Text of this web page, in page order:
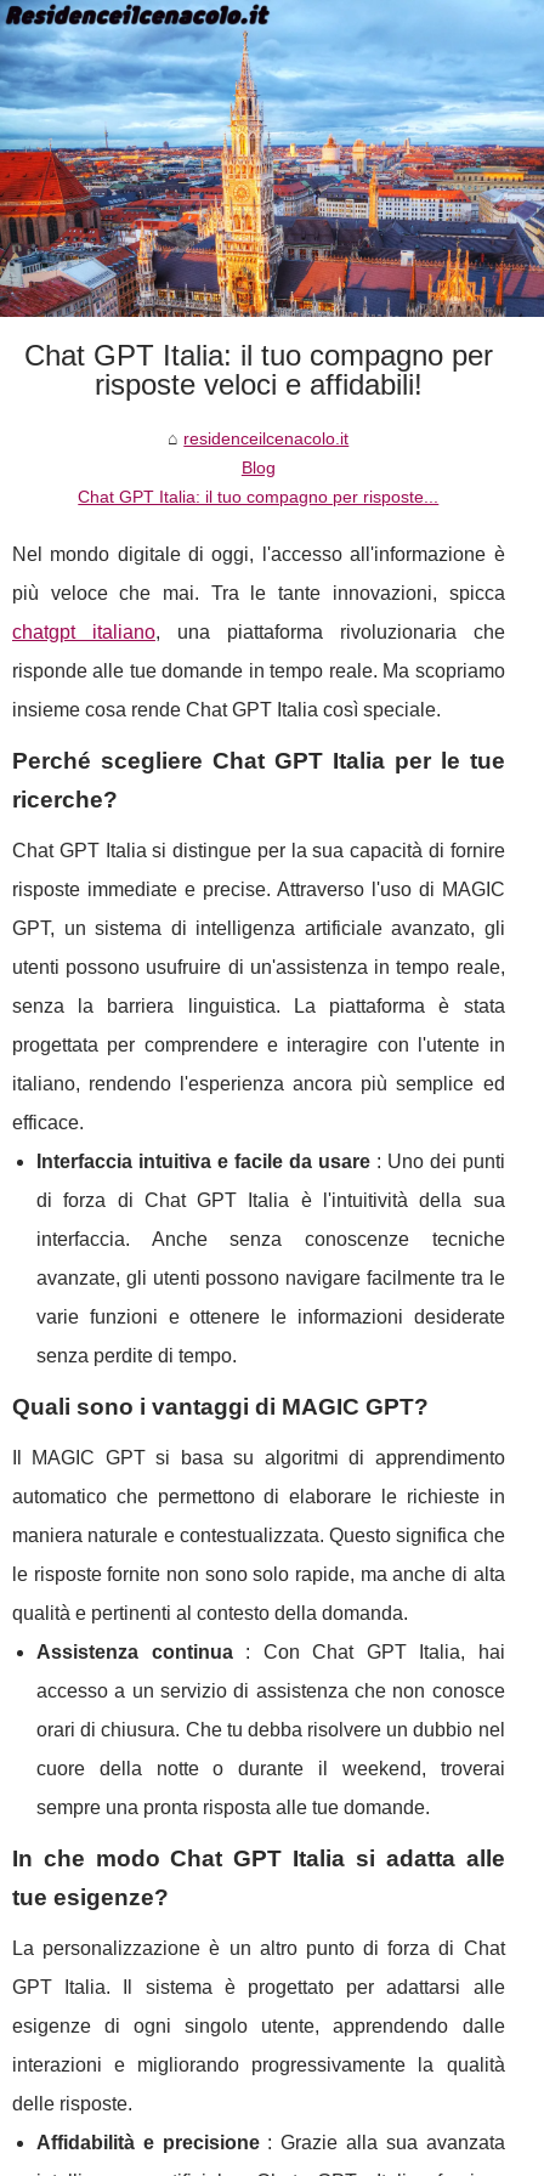
Chat GPT Italia: il tuo compagno per
risposte veloci e affidabili!
residenceilcenacolo.it
Blog
Chat GPT Italia: il tuo compagno per risposte...
Nel mondo digitale di oggi, l'accesso all'informazione è
più veloce che mai. Tra le tante innovazioni, spicca
chatgpt italiano, una piattaforma rivoluzionaria che
risponde alle tue domande in tempo reale. Ma scopriamo
insieme cosa rende Chat GPT Italia così speciale.
Perché scegliere Chat GPT Italia per le tue
ricerche?
Chat GPT Italia si distingue per la sua capacità di fornire
risposte immediate e precise. Attraverso l'uso di MAGIC
GPT, un sistema di intelligenza artificiale avanzato, gli
utenti possono usufruire di un'assistenza in tempo reale,
senza la barriera linguistica. La piattaforma è stata
progettata per comprendere e interagire con l'utente in
italiano, rendendo l'esperienza ancora più semplice ed
efficace.
Interfaccia intuitiva e facile da usare: Uno dei punti
di forza di Chat GPT Italia è l'intuitività della sua
interfaccia. Anche senza conoscenze tecniche
avanzate, gli utenti possono navigare facilmente tra le
varie funzioni e ottenere le informazioni desiderate
senza perdite di tempo.
Quali sono i vantaggi di MAGIC GPT?
Il MAGIC GPT si basa su algoritmi di apprendimento
automatico che permettono di elaborare le richieste in
maniera naturale e contestualizzata. Questo significa che
le risposte fornite non sono solo rapide, ma anche di alta
qualità e pertinenti al contesto della domanda.
Assistenza continua: Con Chat GPT Italia, hai
accesso a un servizio di assistenza che non conosce
orari di chiusura. Che tu debba risolvere un dubbio nel
cuore della notte o durante il weekend, troverai
sempre una pronta risposta alle tue domande.
In che modo Chat GPT Italia si adatta alle
tue esigenze?
La personalizzazione è un altro punto di forza di Chat
GPT Italia. Il sistema è progettato per adattarsi alle
esigenze di ogni singolo utente, apprendendo dalle
interazioni e migliorando progressivamente la qualità
delle risposte.
Affidabilità e precisione: Grazie alla sua avanzata